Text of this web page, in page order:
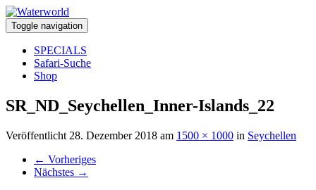
Toggle navigation
SPECIALS
Safari-Suche
Shop
SR_ND_Seychellen_Inner-Islands_22
Veröffentlicht 28. Dezember 2018 am 1500 × 1000 in Seychellen
← Vorheriges
Nächstes →